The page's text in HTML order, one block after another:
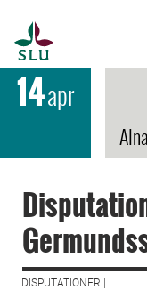
14apr
DISPUTATIONER |